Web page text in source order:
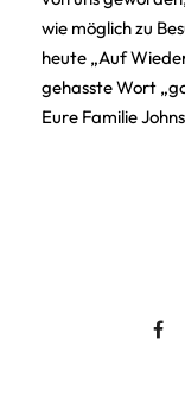
wie möglich zu
heute „Auf
gehasste Wort
Eure Familie